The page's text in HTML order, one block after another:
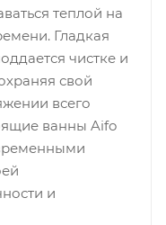
теплой на
Гладкая
чистке и
свой
всего
ванны Aifo
и